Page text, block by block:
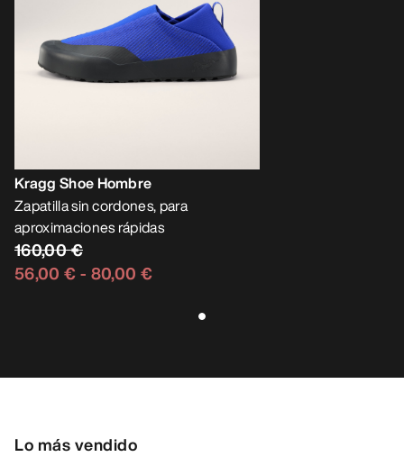
Kragg Shoe Hombre
Zapatilla sin cordones, para
aproximaciones rápidas
160,00 €
56,00 €- 80,00 €
Lo más vendido